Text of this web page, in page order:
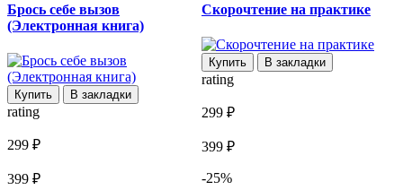
Брось себе вызов
(Электронная книга)
Купить В закладки
rating
299 ₽
399 ₽
Скорочтение на практике
Купить В закладки
rating
299 ₽
399 ₽
-25%